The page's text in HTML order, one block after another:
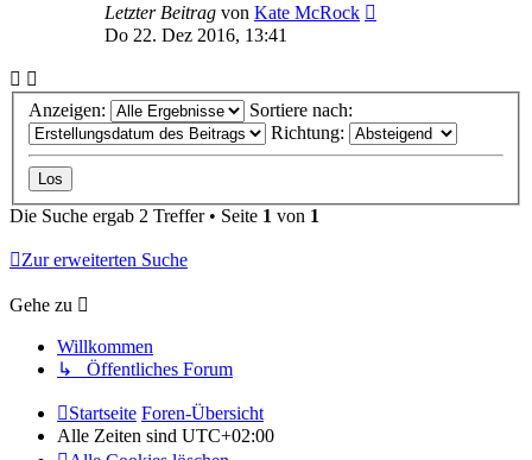
Letzter Beitrag von Kate McRock
Do 22. Dez 2016, 13:41
Anzeigen:
Sortiere nach:
Richtung:
Die Suche ergab 2 Treffer • Seite 1 von 1
Zur erweiterten Suche
Gehe zu
Willkommen
↳ Öffentliches Forum
Startseite Foren-Übersicht
Alle Zeiten sind UTC+02:00